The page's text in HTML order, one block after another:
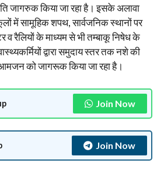
जागरुक किया जा रहा है। इसके अलावा
में सामूहिक शपथ, सार्वजनिक स्थानों पर
व रैलियों के माध्यम से भी तम्बाकू निषेध के
द्वारा समुदाय स्तर तक नशे की
को जागरूक किया जा रहा है।
Join Now
Join Now